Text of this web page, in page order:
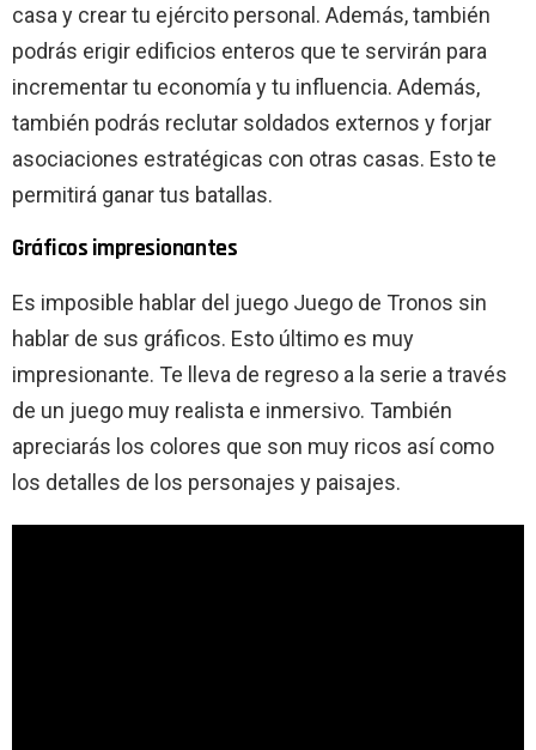
casa y crear tu ejército personal. Además, también
podrás erigir edificios enteros que te servirán para
incrementar tu economía y tu influencia. Además,
también podrás reclutar soldados externos y forjar
asociaciones estratégicas con otras casas. Esto te
permitirá ganar tus batallas.
Gráficos impresionantes
Es imposible hablar del juego Juego de Tronos sin
hablar de sus gráficos. Esto último es muy
impresionante. Te lleva de regreso a la serie a través
de un juego muy realista e inmersivo. También
apreciarás los colores que son muy ricos así como
los detalles de los personajes y paisajes.